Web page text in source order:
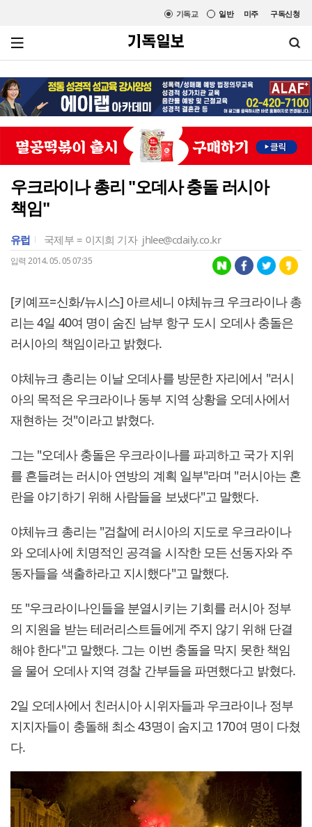
미주 구독신청
일반
기독교
우크라이나 총리 "오데사 충돌 러시아
책임"
유럽 국제부 = 이지희 기자 jhlee@cdaily.co.kr
입력 2014. 05. 05 07:35
[키예프=신화/뉴시스] 아르세니 야체뉴크 우크라이나 총
리는 4일 40여 명이 숨진 남부 항구 도시 오데사 충돌은
러시아의 책임이라고 밝혔다.
야체뉴크 총리는 이날 오데사를 방문한 자리에서 "러시
아의 목적은 우크라이나 동부 지역 상황을 오데사에서
재현하는 것"이라고 밝혔다.
그는 "오데사 충돌은 우크라이나를 파괴하고 국가 지위
를 흔들려는 러시아 연방의 계획 일부"라며 "러시아는 혼
란을 야기하기 위해 사람들을 보냈다"고 말했다.
야체뉴크 총리는 "검찰에 러시아의 지도로 우크라이나
와 오데사에 치명적인 공격을 시작한 모든 선동자와 주
동자들을 색출하라고 지시했다"고 말했다.
또 "우크라이나인들을 분열시키는 기회를 러시아 정부
의 지원을 받는 테러리스트들에게 주지 않기 위해 단결
해야 한다"고 말했다. 그는 이번 충돌을 막지 못한 책임
을 물어 오데사 지역 경찰 간부들을 파면했다고 밝혔다.
2일 오데사에서 친러시아 시위자들과 우크라이나 정부
지지자들이 충돌해 최소 43명이 숨지고 170여 명이 다쳤
다.